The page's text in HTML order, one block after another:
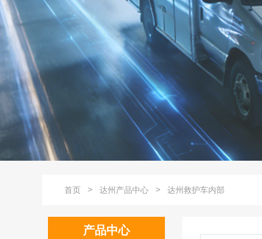
首页 > 达州产品中心 > 达州救护车内部
产品中心